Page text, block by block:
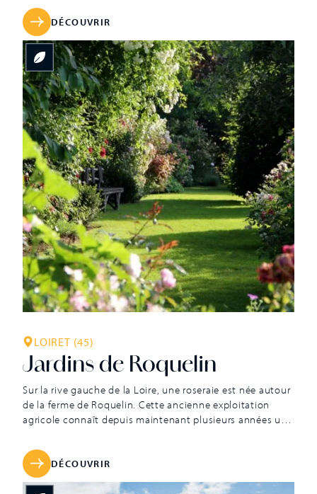
de onze hectares offre une atmosphère paisible et douce
où les mises en scène végétales sont […]
DÉCOUVRIR
LOIRET (45)
Jardins de Roquelin
Sur la rive gauche de la Loire, une roseraie est née autour
de la ferme de Roquelin. Cette ancienne exploitation
agricole connaît depuis maintenant plusieurs années une
Roquelin, labellisé « Jardin Remarquable ». Ce label place
les jardins de Roquelin dans le cercle restreint des plus
beaux jardins du Val […]
DÉCOUVRIR